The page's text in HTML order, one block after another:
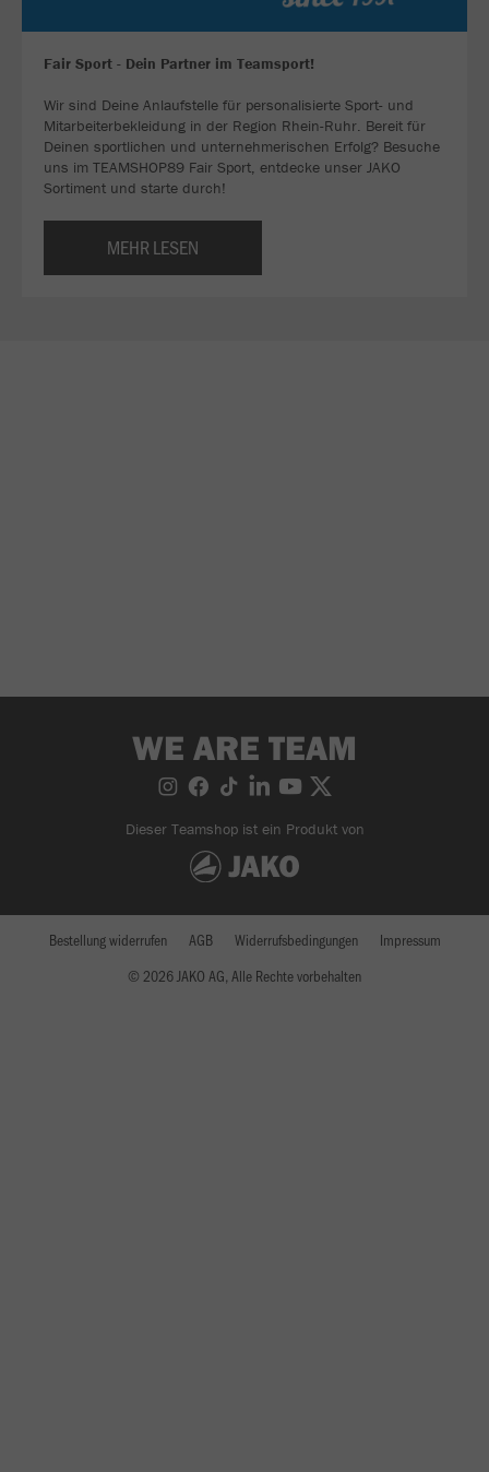
Fair Sport - Dein Partner im Teamsport!
Wir sind Deine Anlaufstelle für personalisierte Sport- und
Mitarbeiterbekleidung in der Region Rhein-Ruhr. Bereit für
Deinen sportlichen und unternehmerischen Erfolg? Besuche
uns im TEAMSHOP89 Fair Sport, entdecke unser JAKO
Sortiment und starte durch!
MEHR LESEN
WE ARE TEAM
Dieser Teamshop ist ein Produkt von
© 2026 JAKO AG, Alle Rechte vorbehalten
Bestellung widerrufen AGB Widerrufsbedingungen Impressum